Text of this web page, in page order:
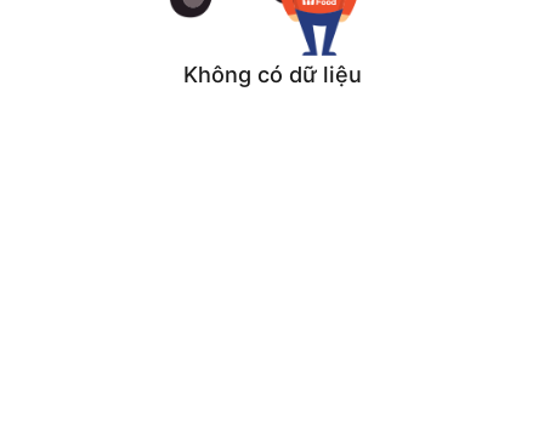
Không có dữ liệu